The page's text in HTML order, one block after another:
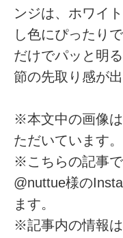
ンジは、ホワイ
し色にぴったり
だけでパッと明
節の先取り感が
※本文中の画像
ただいています。
※こちらの記事で
@nuttue様の
ます。
※記事内の情報は